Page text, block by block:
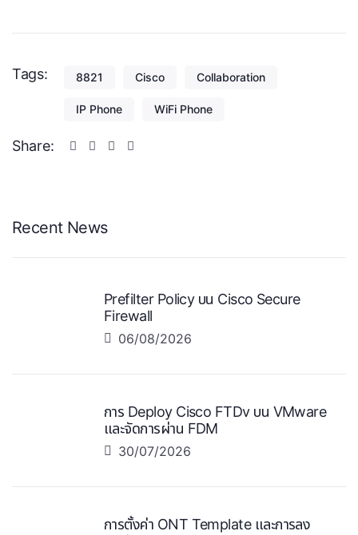
Tags: 8821 Cisco Collaboration
IP Phone WiFi Phone
Share:
Recent News
Prefilter Policy บน Cisco Secure
Firewall
06/08/2026
การ Deploy Cisco FTDv บน VMware
และจัดการผ่าน FDM
30/07/2026
การตั้งค่า ONT Template และการลง